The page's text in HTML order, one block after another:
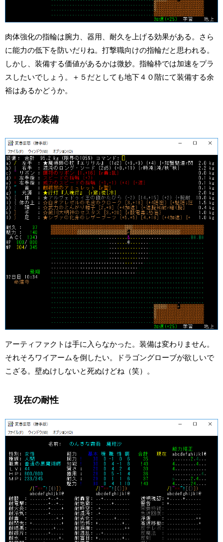
肉体強化の指輪は腕力、器用、耐久を上げる効果がある。さら
に能力の低下を防いだりね。打撃職向けの指輪だと思われる。
しかし、装備する価値があるかは微妙。指輪枠では加速をプラ
スしたいでしょう。＋５だとしても地下４０階にて装備する余
裕はあるかどうか。
現在の装備
アーティファクトは手に入らなかった。装備は変わりません。
それそろワイアームを倒したい。ドラゴングローブが欲しいで
こざる。壁ぬけしないと死ぬけどね（笑）。
現在の耐性